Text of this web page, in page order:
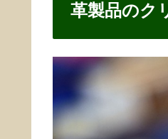
革製品のク